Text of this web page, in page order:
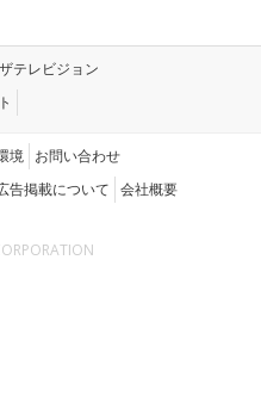
テレビジョン
境 お問い合わせ
告掲載について 会社概要